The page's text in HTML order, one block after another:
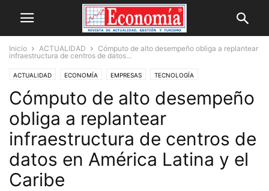
Inicio ACTUALIDAD
Cómputo de alto desempeño obliga a replantear
infraestructura de centros de datos...
ACTUALIDAD ECONOMÍA EMPRESAS TECNOLOGÍA
Cómputo de alto desempeño
obliga a replantear
infraestructura de centros de
datos en América Latina y el
Caribe